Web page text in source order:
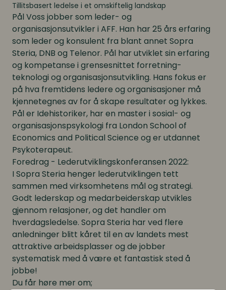
Tillitsbasert ledelse i et omskiftelig landskap
Pål Voss jobber som leder- og
organisasjonsutvikler i AFF. Han har 25 års erfaring
som leder og konsulent fra blant annet Sopra
Steria, DNB og Telenor. Pål har utviklet sin erfaring
og kompetanse i grensesnittet forretning-
teknologi og organisasjonsutvikling. Hans fokus er
på hva fremtidens ledere og organisasjoner må
kjennetegnes av for å skape resultater og lykkes.
Pål er Idehistoriker, har en master i sosial- og
organisasjonspsykologi fra London School of
Economics and Political Science og er utdannet
Psykoterapeut.
Foredrag - Lederutviklingskonferansen 2022:
I Sopra Steria henger lederutviklingen tett
sammen med virksomhetens mål og strategi.
Godt lederskap og medarbeiderskap utvikles
gjennom relasjoner, og det handler om
hverdagsledelse. Sopra Steria har ved flere
anledninger blitt kåret til en av landets mest
attraktive arbeidsplasser og de jobber
systematisk med å være et fantastisk sted å
jobbe!
Du får høre mer om;